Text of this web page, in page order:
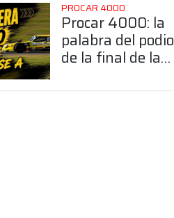
PROCAR 4000
Procar 4000: la
palabra del podio
de la final de la
Plata